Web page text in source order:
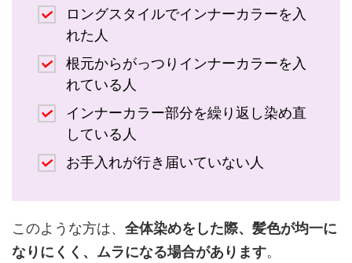
ロングスタイルでインナーカラーを入
れた人
根元からがっつりインナーカラーを入
れている人
インナーカラー部分を繰り返し染め直
している人
お手入れが行き届いていない人
このような方は、 全体染めをした際、髪色が均一に
なりにくく、ムラになる場合があります。